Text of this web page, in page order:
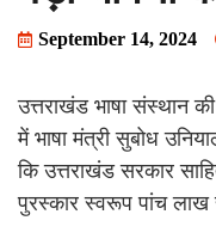
September 14, 2024
उत्तराखंड भाषा संस्थान
में भाषा मंत्री सुबोध
कि उत्तराखंड सरकार
पुरस्कार स्वरूप पांच लाख